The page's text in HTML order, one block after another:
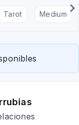
Tarot Medium